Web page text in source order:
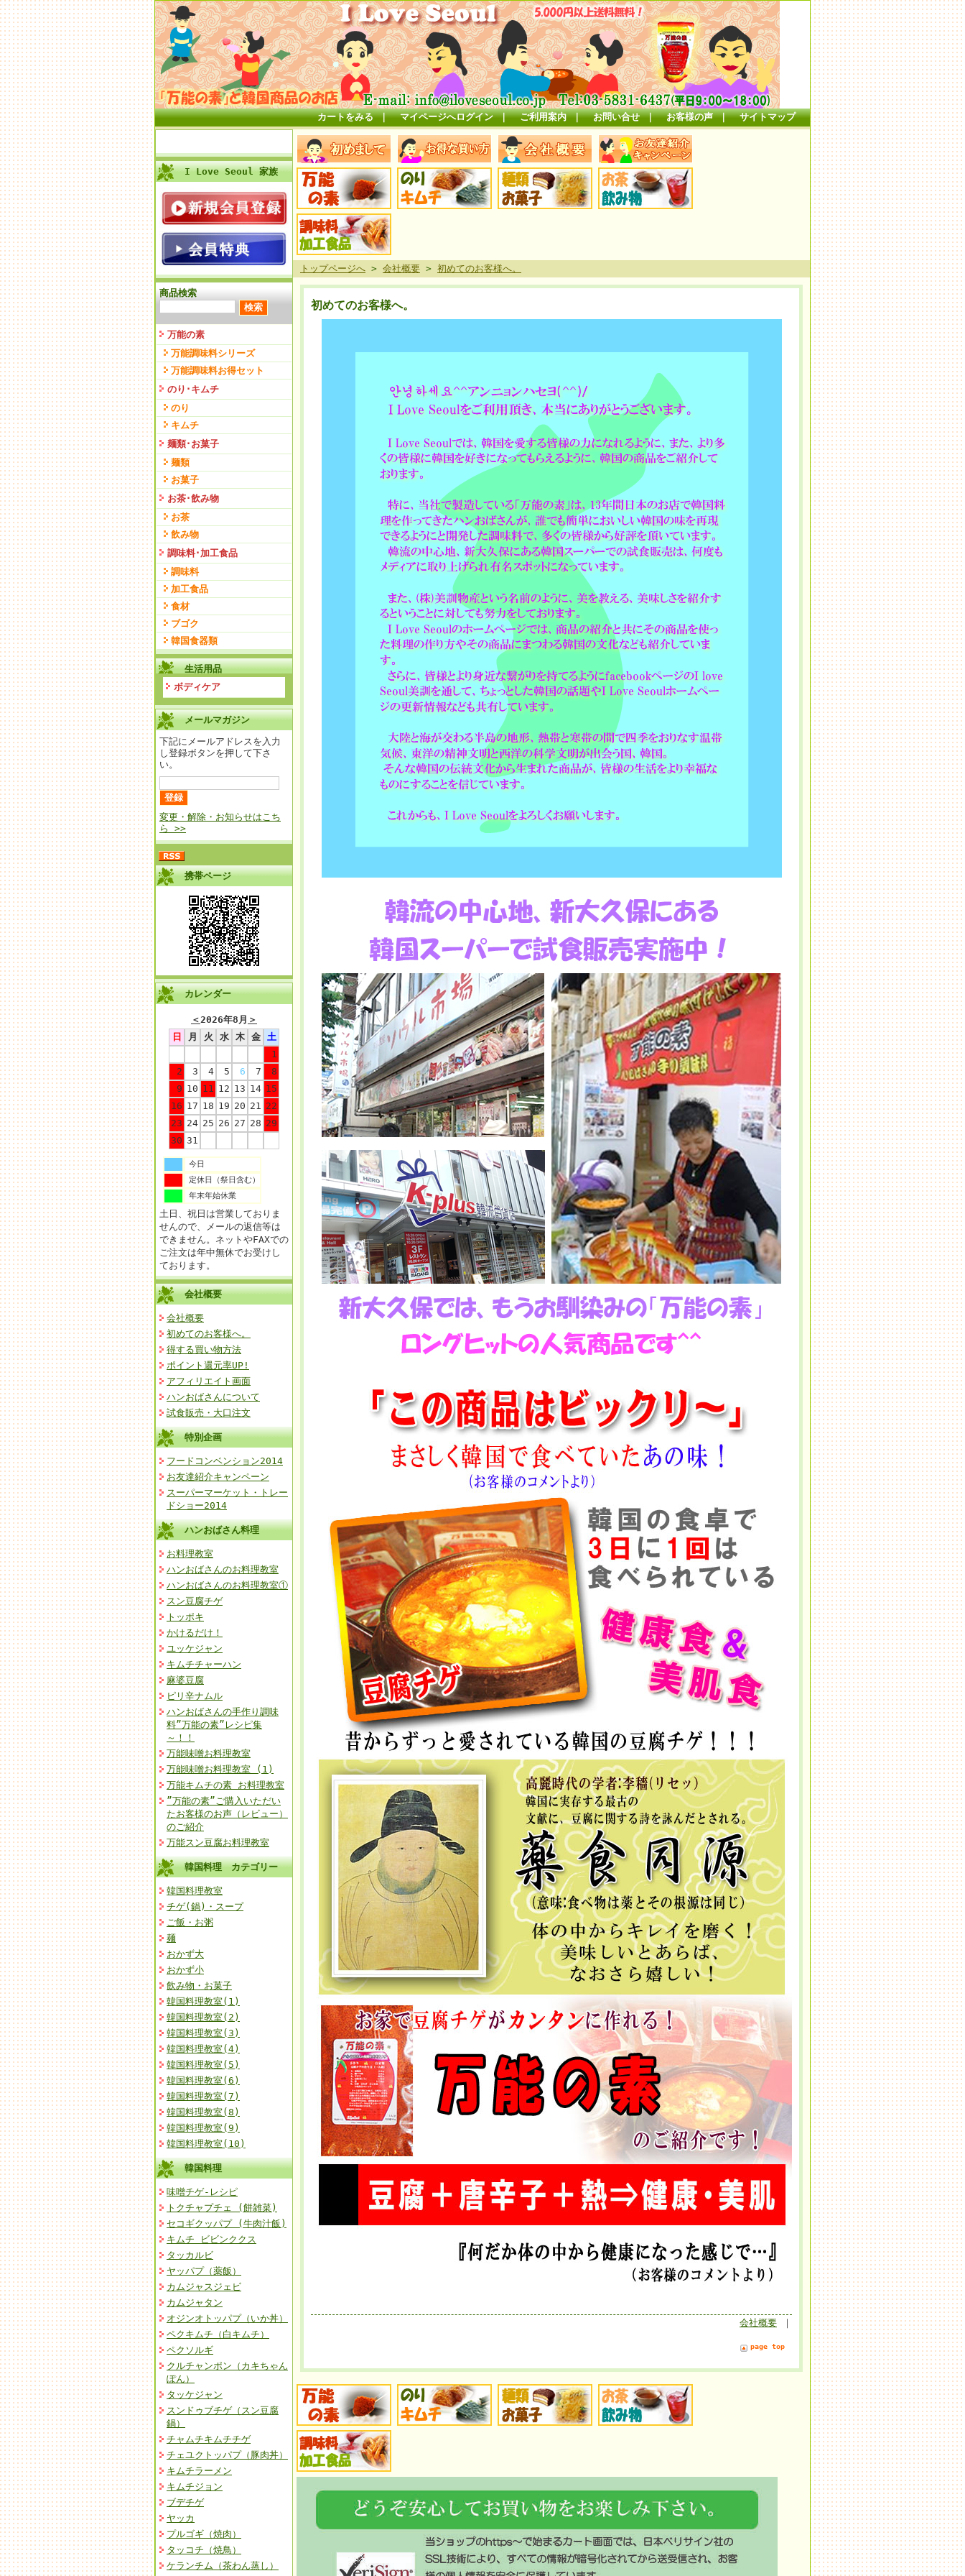
カートをみる｜ マイページへログイン｜ ご利用案内｜ お問い合せ｜ お客様の声｜ サイトマップ
I Love Seoul 家族
商品検索
万能の素
万能調味料シリーズ
万能調味料お得セット
のり･キムチ
のり
キムチ
麺類･お菓子
麺類
お菓子
お茶･飲み物
お茶
飲み物
調味料･加工食品
調味料
加工食品
食材
ブゴク
韓国食器類
生活用品
ボディケア
メールマガジン
下記にメールアドレスを入力
し登録ボタンを押して下さ
い。
変更・解除・お知らせはこち
ら >>
携帯ページ
カレンダー
＜2026年8月 ＞
日
月 火 水 木 金
土
1
2
3 4 5 6 7
8
9 10 11 12 13 14 15
16 17 18 19 20 21 22
23 24 25 26 27 28 29
30 31
今日
定休日（祭日含む）
年末年始休業
土日、祝日は営業しておりま
せんので、メールの返信等は
できません。ネットやFAXでの
ご注文は年中無休でお受けし
ております。
会社概要
会社概要
初めてのお客様へ。
得する買い物方法
ポイント還元率UP!
アフィリエイト画面
ハンおばさんについて
試食販売・大口注文
特別企画
フードコンベンション2014
お友達紹介キャンペーン
スーパーマーケット・トレー
ドショー2014
ハンおばさん料理
お料理教室
ハンおばさんのお料理教室
ハンおばさんのお料理教室①
スン豆腐チゲ
トッポキ
かけるだけ！
ユッケジャン
キムチチャーハン
麻婆豆腐
ピリ辛ナムル
ハンおばさんの手作り調味
料”万能の素”レシピ集
～！！
万能味噌お料理教室
万能味噌お料理教室 (1)
万能キムチの素 お料理教室
”万能の素”ご購入いただい
たお客様のお声（レビュー）
のご紹介
万能スン豆腐お料理教室
韓国料理 カテゴリー
韓国料理教室
チゲ(鍋)・スープ
ご飯・お粥
麺
おかず大
おかず小
飲み物・お菓子
韓国料理教室(1)
韓国料理教室(2)
韓国料理教室(3)
韓国料理教室(4)
韓国料理教室(5)
韓国料理教室(6)
韓国料理教室(7)
韓国料理教室(8)
韓国料理教室(9)
韓国料理教室(10)
韓国料理
味噌チゲ-レシピ
トクチャプチェ (餅雑菜)
セコギクッパプ (牛肉汁飯)
キムチ ビビンククス
タッカルビ
ヤッパプ（薬飯）
カムジャスジェビ
カムジャタン
オジンオトッパプ（いか丼）
ペクキムチ（白キムチ）
ペクソルギ
クルチャンポン（カキちゃん
ぽん）
タッケジャン
スンドゥブチゲ（スン豆腐
鍋）
チャムチキムチチゲ
チェユクトッパプ（豚肉丼）
キムチラーメン
キムチジョン
ブデチゲ
ヤッカ
プルゴギ（焼肉）
タッコチ（焼鳥）
ケランチム（茶わん蒸し）
トップページへ > 会社概要 > 初めてのお客様へ。
初めてのお客様へ。
会社概要 ｜
page top